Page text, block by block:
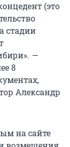
(это
стадии
. —
8
Александр
на сайте